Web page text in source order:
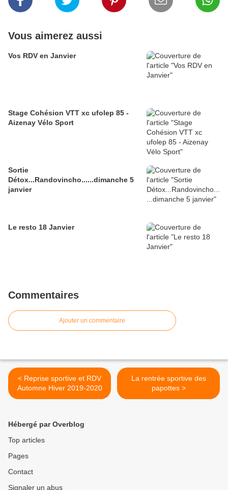
Vous aimerez aussi
Vos RDV en Janvier
Stage Cohésion VTT xc ufolep 85 -
Aizenay Vélo Sport
Sortie
Détox...Randovincho......dimanche 5
janvier
Le resto 18 Janvier
Commentaires
Ajouter un commentaire
< Reprise sportive et RDV
Automne Hiver 2019-2020
La rentrée sportive des
papottes >
Hébergé par Overblog
Top articles
Pages
Contact
Signaler un abus